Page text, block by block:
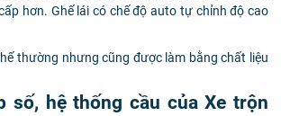
hơn. Ghế lái có chế độ auto tự chỉnh độ cao
thường nhưng cũng được làm bằng chất liệu
số, hệ thống cầu của Xe trộn